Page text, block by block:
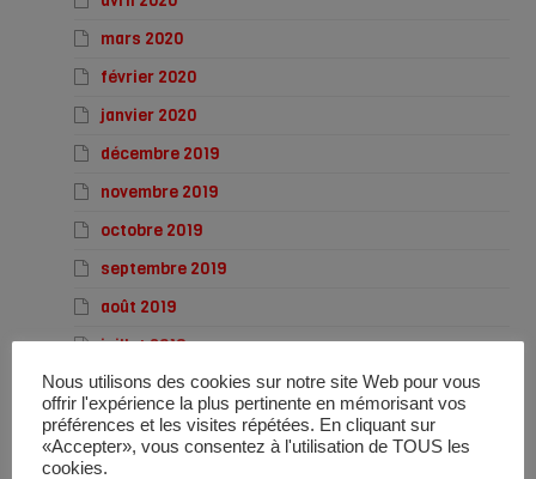
mars 2020
février 2020
janvier 2020
décembre 2019
novembre 2019
octobre 2019
septembre 2019
août 2019
juillet 2019
juin 2019
mai 2019
avril 2019
Nous utilisons des cookies sur notre site Web pour vous
offrir l'expérience la plus pertinente en mémorisant vos
préférences et les visites répétées. En cliquant sur
«Accepter», vous consentez à l'utilisation de TOUS les
cookies.